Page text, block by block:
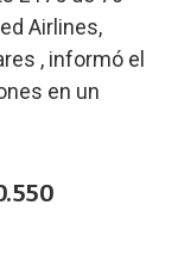
Airlines,
, informó el
en un